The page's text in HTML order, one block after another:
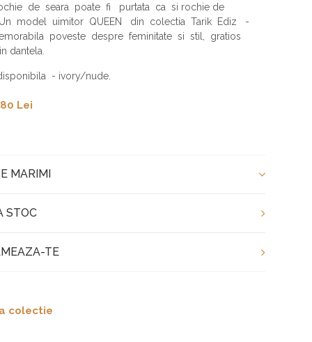
de seara poate fi purtata ca si rochie de
model uimitor QUEEN din colectia Tarik Ediz -
poveste despre feminitate si stil, gratios
dantela.
- ivory/nude.
Lei
MARIMI
STOC
TE
colectie